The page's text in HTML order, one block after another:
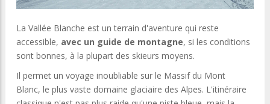
La Vallée Blanche est un terrain d'aventure qui reste
accessible, avec un guide de montagne, si les conditions
sont bonnes, à la plupart des skieurs moyens.
Il permet un voyage inoubliable sur le Massif du Mont
Blanc, le plus vaste domaine glaciaire des Alpes. L'itinéraire